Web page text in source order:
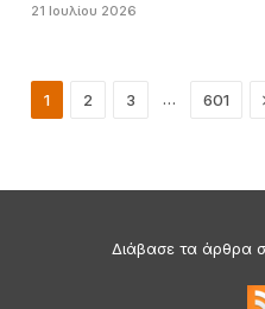
21 Ιουλίου 2026
1 2 3 … 601
Διάβασε τα άρθρα